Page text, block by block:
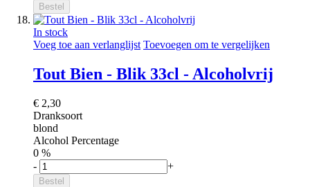
Bestel
In stock
Voeg toe aan verlanglijst Toevoegen om te vergelijken
Tout Bien - Blik 33cl - Alcoholvrij
€ 2,30
Dranksoort
blond
Alcohol Percentage
0 %
-
+
Bestel